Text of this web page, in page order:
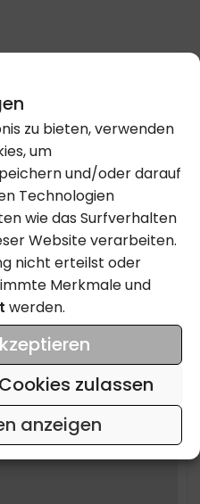
zu bieten, verwenden
um
und/oder darauf
Technologien
wie das Surfverhalten
Website verarbeiten.
nicht erteilst oder
Merkmale und
werden.
zulassen
anzeigen